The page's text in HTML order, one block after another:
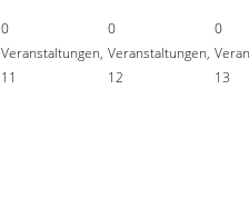
0
Veranstaltungen,
11
0
Veranstaltungen,
12
0
13